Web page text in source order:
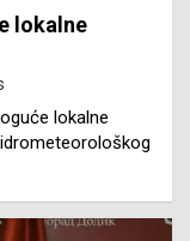
lokalne
lokalne